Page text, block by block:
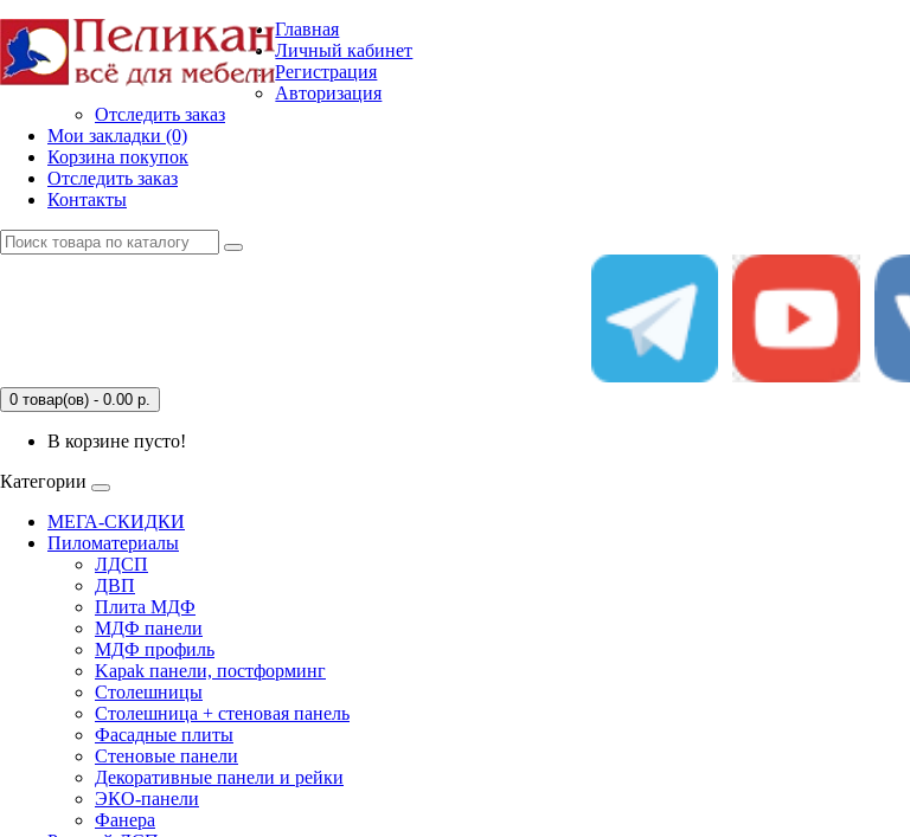
Главная
Личный кабинет
Регистрация
Авторизация
Отследить заказ
Мои закладки (0)
Корзина покупок
Отследить заказ
Контакты
0 товар(ов) - 0.00 р.
В корзине пусто!
Категории
МЕГА-СКИДКИ
Пиломатериалы
ЛДСП
ДВП
Плита МДФ
МДФ панели
МДФ профиль
Kapak панели, постформинг
Столешницы
Столешница + стеновая панель
Фасадные плиты
Стеновые панели
Декоративные панели и рейки
ЭКО-панели
Фанера